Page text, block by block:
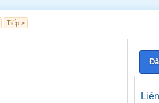
Tiếp >